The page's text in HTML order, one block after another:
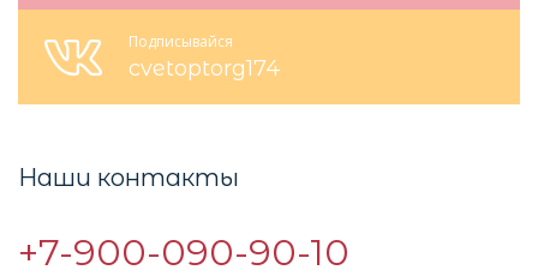
Подписывайся
cvetoptorg174
Наши контакты
+7-900-090-90-10